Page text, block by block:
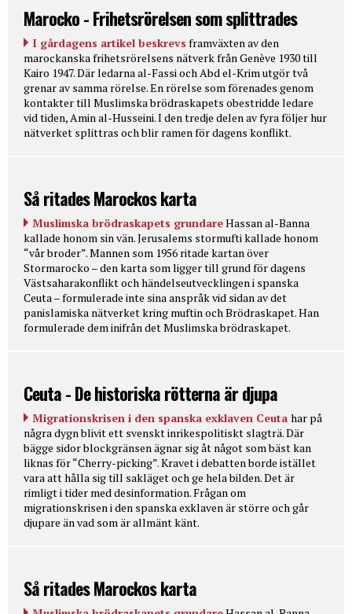
Marocko - Frihetsrörelsen som splittrades
I gårdagens artikel beskrevs framväxten av den
marockanska frihetsrörelsens nätverk från Genève 1930 till
Kairo 1947. Där ledarna al-Fassi och Abd el-Krim utgör två
grenar av samma rörelse. En rörelse som förenades genom
kontakter till Muslimska brödraskapets obestridde ledare
vid tiden, Amin al-Husseini. I den tredje delen av fyra följer hur
nätverket splittras och blir ramen för dagens konflikt.
Så ritades Marockos karta
Muslimska brödraskapets grundareHassan al-Banna
kallade honom sin vän. Jerusalems stormufti kallade honom
“vår broder”. Mannen som 1956 ritade kartan över
Stormarocko – den karta som ligger till grund för dagens
Västsaharakonflikt och händelseutvecklingen i spanska
Ceuta – formulerade inte sina anspråk vid sidan av det
panislamiska nätverket kring muftin och Brödraskapet. Han
formulerade dem inifrån det Muslimska brödraskapet.
Ceuta - De historiska rötterna är djupa
Migrationskrisen i den spanska exklaven Ceuta har på
några dygn blivit ett svenskt inrikespolitiskt slagträ. Där
bägge sidor blockgränsen ägnar sig åt något som bäst kan
liknas för “Cherry-picking”. Kravet i debatten borde istället
vara att hålla sig till sakläget och ge hela bilden. Det är
rimligt i tider med desinformation. Frågan om
migrationskrisen i den spanska exklaven är större och går
djupare än vad som är allmänt känt.
Så ritades Marockos karta